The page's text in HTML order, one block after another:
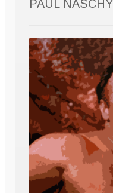
PAUL NASCHY